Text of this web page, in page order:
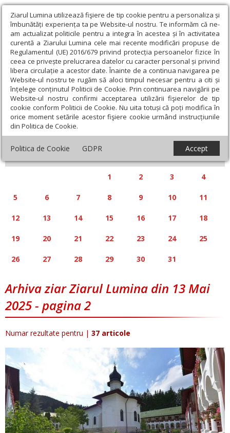
Ziarul Lumina utilizează fişiere de tip cookie pentru a personaliza și
îmbunătăți experiența ta pe Website-ul nostru. Te informăm că ne-
am actualizat politicile pentru a integra în acestea și în activitatea
curentă a Ziarului Lumina cele mai recente modificări propuse de
Regulamentul (UE) 2016/679 privind protecția persoanelor fizice în
ceea ce privește prelucrarea datelor cu caracter personal și privind
libera circulație a acestor date. Înainte de a continua navigarea pe
Website-ul nostru te rugăm să aloci timpul necesar pentru a citi și
înțelege conținutul Politicii de Cookie. Prin continuarea navigării pe
Website-ul nostru confirmi acceptarea utilizării fişierelor de tip
cookie conform Politicii de Cookie. Nu uita totuși că poți modifica în
orice moment setările acestor fişiere cookie urmând instrucțiunile
din Politica de Cookie.
Politica de Cookie GDPR Accept
Calendar articole
« »
MAI 2025
S D
1 2 3 4
5 6 7 8 9 10 11
12 13 14 15 16 17 18
19 20 21 22 23 24 25
26 27 28 29 30 31
Arhiva ziar Ziarul Lumina din 13 Mai
2025 - pagina 2
Numar rezultate pentru | 37 articole